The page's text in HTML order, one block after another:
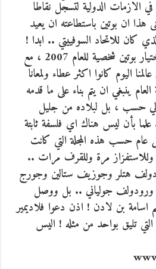
الازمات الدولية لتسجّل نقاطا
ان بوتين باستطاعته ان يعيد
كان للاتحاد السوفييتي .. ابدا !
ان المرء يعجب جدا من اختيار بوتين شخصية للعام 2007 ، مع
اليوم كانوا اكثر عطاء ولمعانا
ينبغي ان يتم بناء على ما قدمه
حسب ، بل لبلاده من جليل
بأن ليس هناك اي فلسفة ثابتة
عام حسب هذه المجلة التي كانت
وللاستفزاز مرة وللقرف مرات ..
هتلر وجوزيف ستالين وجورج
ورودولف جولياني .. بل ووصل
بن لادن ! اذن دعوا فلاديمير
التي تليق بواحد من مثله ! اليس